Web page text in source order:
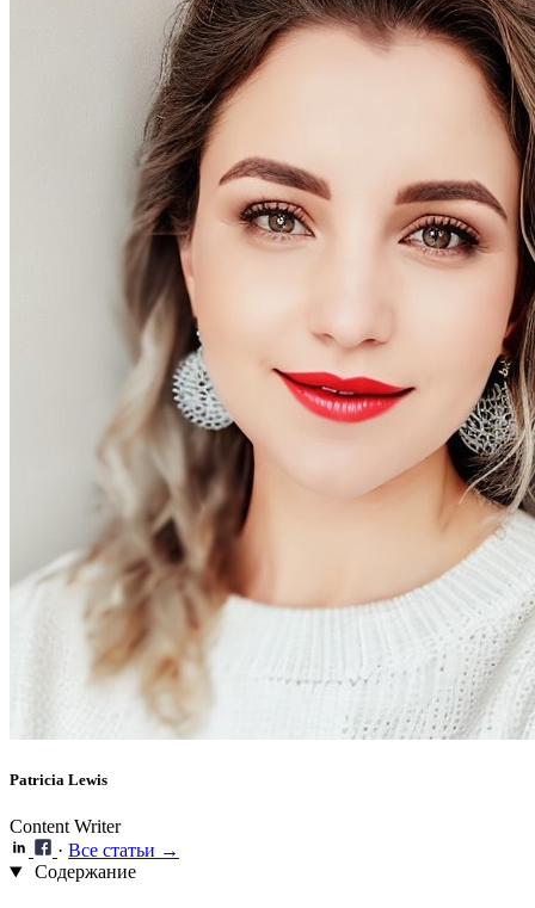
Patricia Lewis
Content Writer
· Все статьи →
Содержание